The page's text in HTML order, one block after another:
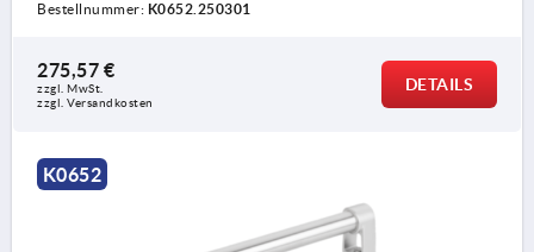
Bestellnummer: K0652.250301
275,57 €
zzgl. MwSt.
zzgl. Versandkosten
DETAILS
K0652